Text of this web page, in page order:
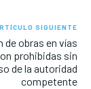
SIGUIENTE
de obras en vías
prohibidas sin
de la autoridad
competente